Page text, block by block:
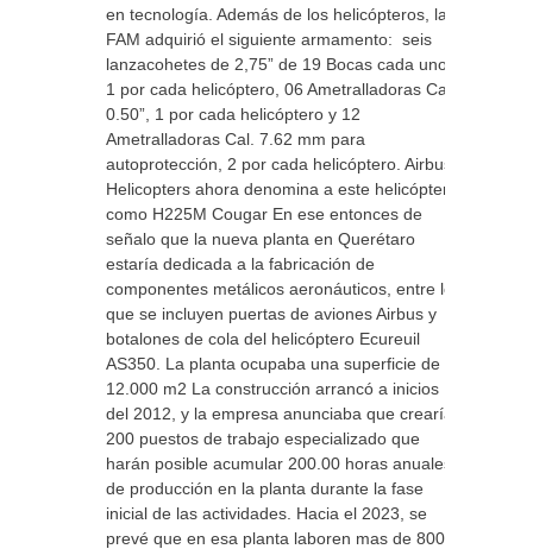
en tecnología. Además de los helicópteros, la
FAM adquirió el siguiente armamento: seis
lanzacohetes de 2,75” de 19 Bocas cada uno,
1 por cada helicóptero, 06 Ametralladoras Cal.
0.50”, 1 por cada helicóptero y 12
Ametralladoras Cal. 7.62 mm para
autoprotección, 2 por cada helicóptero. Airbus
Helicopters ahora denomina a este helicóptero
como H225M Cougar En ese entonces de
señalo que la nueva planta en Querétaro
estaría dedicada a la fabricación de
componentes metálicos aeronáuticos, entre los
que se incluyen puertas de aviones Airbus y
botalones de cola del helicóptero Ecureuil
AS350. La planta ocupaba una superficie de
12.000 m2 La construcción arrancó a inicios
del 2012, y la empresa anunciaba que crearía
200 puestos de trabajo especializado que
harán posible acumular 200.00 horas anuales
de producción en la planta durante la fase
inicial de las actividades. Hacia el 2023, se
prevé que en esa planta laboren mas de 800